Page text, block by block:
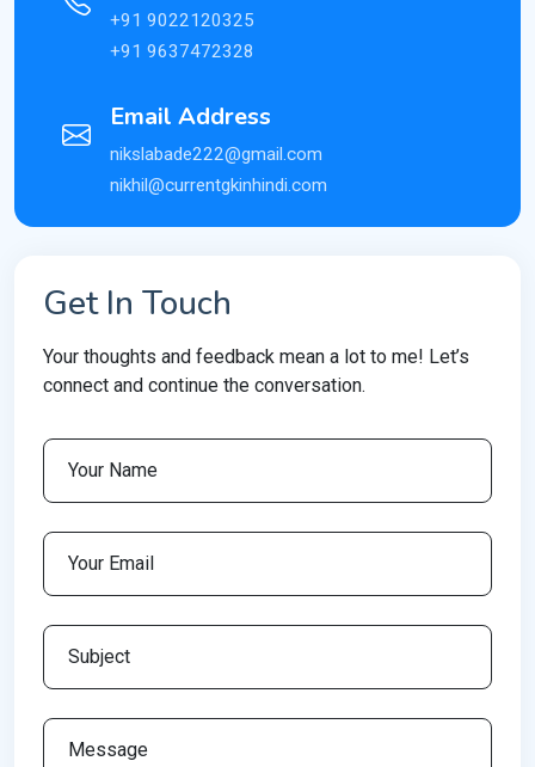
+91 9022120325
+91 9637472328
Email Address
nikslabade222@gmail.com
nikhil@currentgkinhindi.com
Get In Touch
Your thoughts and feedback mean a lot to me! Let’s
connect and continue the conversation.